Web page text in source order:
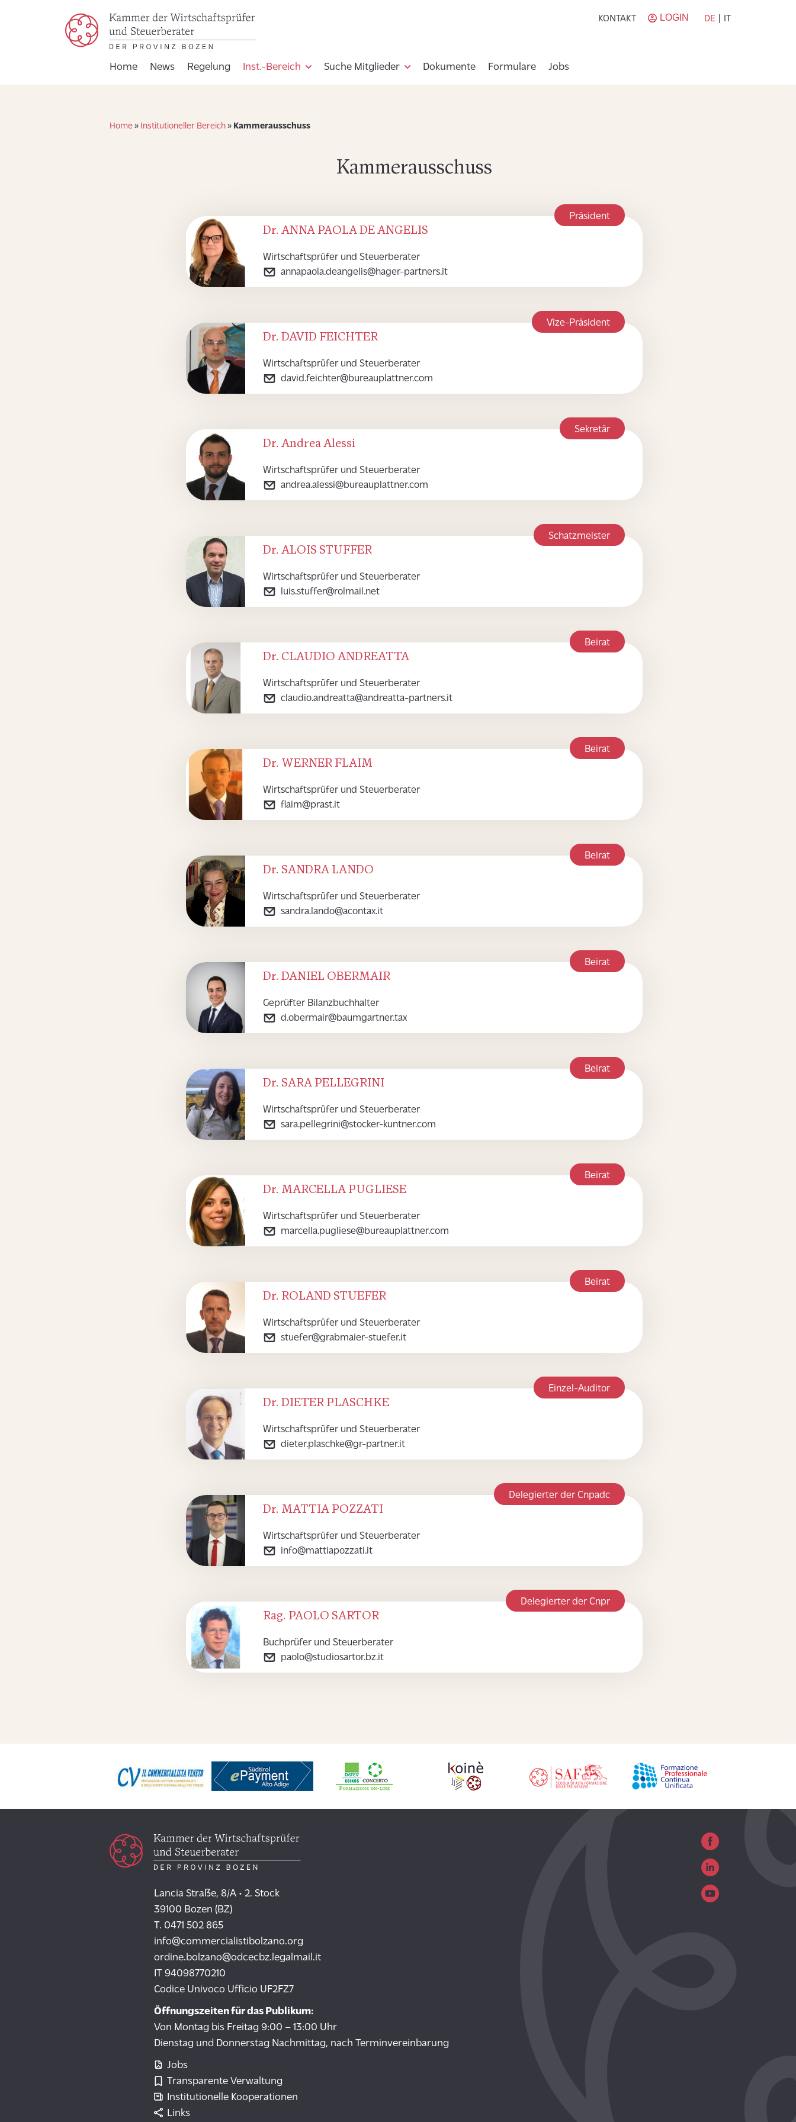
DE IT
LOGIN
KONTAKT
Home News Regelung Inst.-Bereich Suche Mitglieder Dokumente Formulare Jobs
Home » Institutioneller Bereich » Kammerausschuss
Kammerausschuss
Präsident
Dr. ANNA PAOLA DE ANGELIS
Wirtschaftsprüfer und Steuerberater
annapaola.deangelis@hager-partners.it
Vize-Präsident
Dr. DAVID FEICHTER
Wirtschaftsprüfer und Steuerberater
david.feichter@bureauplattner.com
Sekretär
Dr. Andrea Alessi
Wirtschaftsprüfer und Steuerberater
andrea.alessi@bureauplattner.com
Schatzmeister
Dr. ALOIS STUFFER
Wirtschaftsprüfer und Steuerberater
luis.stuffer@rolmail.net
Beirat
Dr. CLAUDIO ANDREATTA
Wirtschaftsprüfer und Steuerberater
claudio.andreatta@andreatta-partners.it
Beirat
Dr. WERNER FLAIM
Wirtschaftsprüfer und Steuerberater
flaim@prast.it
Beirat
Dr. SANDRA LANDO
Wirtschaftsprüfer und Steuerberater
sandra.lando@acontax.it
Beirat
Dr. DANIEL OBERMAIR
Geprüfter Bilanzbuchhalter
d.obermair@baumgartner.tax
Beirat
Dr. SARA PELLEGRINI
Wirtschaftsprüfer und Steuerberater
sara.pellegrini@stocker-kuntner.com
Beirat
Dr. MARCELLA PUGLIESE
Wirtschaftsprüfer und Steuerberater
marcella.pugliese@bureauplattner.com
Beirat
Dr. ROLAND STUEFER
Wirtschaftsprüfer und Steuerberater
stuefer@grabmaier-stuefer.it
Einzel-Auditor
Dr. DIETER PLASCHKE
Wirtschaftsprüfer und Steuerberater
dieter.plaschke@gr-partner.it
Delegierter der Cnpadc
Dr. MATTIA POZZATI
Wirtschaftsprüfer und Steuerberater
info@mattiapozzati.it
Delegierter der Cnpr
Rag. PAOLO SARTOR
Buchprüfer und Steuerberater
paolo@studiosartor.bz.it
Lancia Straße, 8/A • 2. Stock
39100 Bozen (BZ)
T. 0471 502 865
info@commercialistibolzano.org
ordine.bolzano@odcecbz.legalmail.it
IT 94098770210
Codice Univoco Ufficio UF2FZ7
Öffnungszeiten für das Publikum:
Von Montag bis Freitag 9:00 – 13:00 Uhr
Dienstag und Donnerstag Nachmittag, nach Terminvereinbarung
Jobs
Transparente Verwaltung
Institutionelle Kooperationen
Links